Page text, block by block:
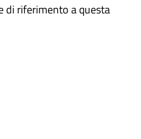
di riferimento a questa